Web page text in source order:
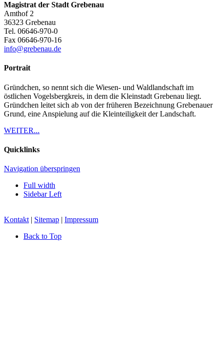
Magistrat der Stadt Grebenau
Amthof 2
36323 Grebenau
Tel. 06646-970-0
Fax 06646-970-16
info@grebenau.de
Portrait
Gründchen, so nennt sich die Wiesen- und Waldlandschaft im
östlichen Vogelsbergkreis, in dem die Kleinstadt Grebenau liegt.
Gründchen leitet sich ab von der früheren Bezeichnung Grebenauer
Grund, eine Anspielung auf die Kleinteiligkeit der Landschaft.
WEITER...
Quicklinks
Navigation überspringen
Full width
Sidebar Left
Kontakt | Sitemap | Impressum
Back to Top